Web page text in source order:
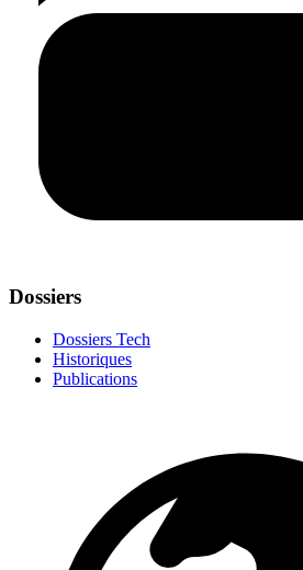
Dossiers
Dossiers Tech
Historiques
Publications